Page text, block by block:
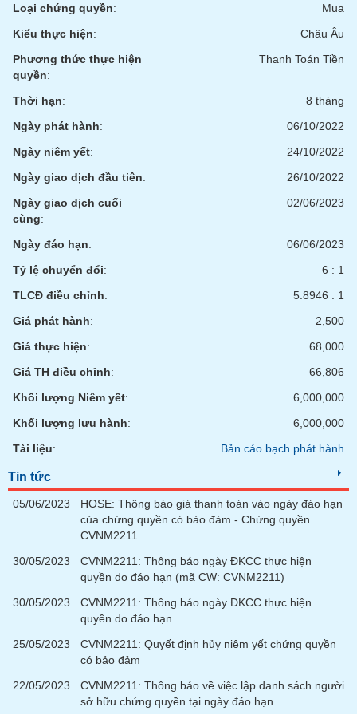
Loại chứng quyền:
Mua
Kiểu thực hiện:
Châu Âu
Phương thức thực hiện
quyền:
Thanh Toán Tiền
Thời hạn:
8 tháng
Ngày phát hành:
06/10/2022
Ngày niêm yết:
24/10/2022
Ngày giao dịch đầu tiên:
26/10/2022
Ngày giao dịch cuối
cùng:
02/06/2023
Ngày đáo hạn:
06/06/2023
Tỷ lệ chuyển đổi:
6 : 1
TLCĐ điều chỉnh:
5.8946 : 1
Giá phát hành:
2,500
Giá thực hiện:
68,000
Giá TH điều chỉnh:
66,806
Khối lượng Niêm yết:
6,000,000
Khối lượng lưu hành:
6,000,000
Tài liệu: Bản cáo bạch phát hành
Tin tức
05/06/2023
HOSE: Thông báo giá thanh toán vào ngày đáo hạn
của chứng quyền có bảo đảm - Chứng quyền
CVNM2211
30/05/2023
CVNM2211: Thông báo ngày ĐKCC thực hiện
quyền do đáo hạn (mã CW: CVNM2211)
30/05/2023
CVNM2211: Thông báo ngày ĐKCC thực hiện
quyền do đáo hạn
25/05/2023
CVNM2211: Quyết định hủy niêm yết chứng quyền
có bảo đảm
22/05/2023
CVNM2211: Thông báo về việc lập danh sách người
sở hữu chứng quyền tại ngày đáo hạn
VỤ
THÔNG
TIỆN
ÍCH
BẤT
SẢN
Mã
chứng
khoán
(-)
Lãnh
đạo
(-)
Tin
của
(-)